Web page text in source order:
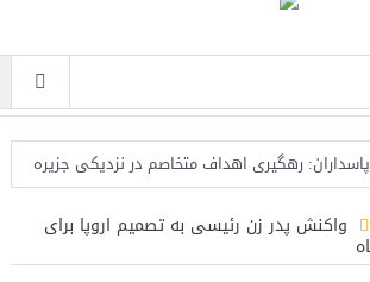
رهگیری اهداف متخاصم در نزدیکی جزیره
تفاهم هرمز پایان بحران نیست؛ خطر جنگ همچنان
واکنش پدر زن رئیسی به تصمیم اروپا برای